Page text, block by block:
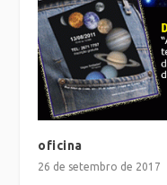
oficina
26 de setembro de 2017